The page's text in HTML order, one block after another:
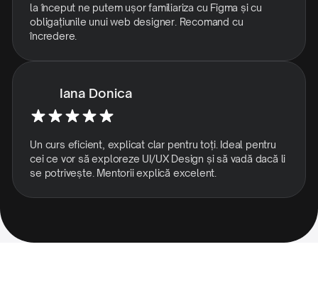
la început ne putem ușor familiariza cu Figma și cu
obligațiunile unui web designer. Recomand cu
încredere.
Iana Donica
Un curs eficient, explicat clar pentru toți. Ideal pentru
cei ce vor să exploreze UI/UX Design și să vadă dacă li
se potrivește. Mentorii explică excelent.